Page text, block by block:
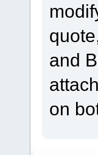
and
on